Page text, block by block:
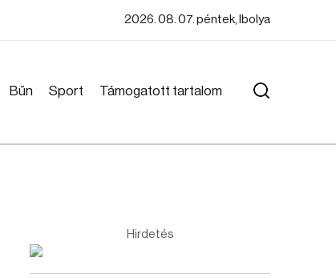
2026. 08. 07. péntek, Ibolya
Bűn Sport Támogatott tartalom
Hirdetés